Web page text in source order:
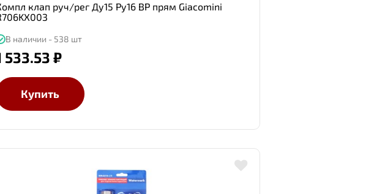
клап руч/рег Ду15 Ру16 ВР прям Giacomini
В наличии - 538 шт
533.53 ₽
Купить